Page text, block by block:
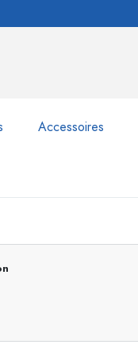
Accessoires
Bocaux